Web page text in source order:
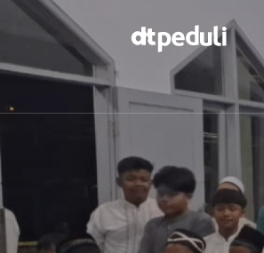
CARI
Temukan
berbagai
kebaikan